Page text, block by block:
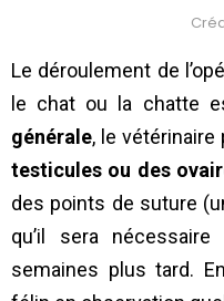
Le déroulement de
le chat ou la chatte
générale, le vétérinaire
testicules ou des
des points de suture
qu’il sera
semaines plus tard.